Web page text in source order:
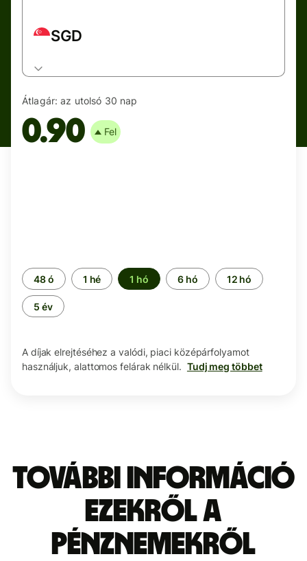
SGD
Átlagár: az utolsó 30 nap
0.90 Fel
Időszak
48 ó 1 hé 1 hó 6 hó 12 hó
5 év
A díjak elrejtéséhez a valódi, piaci középárfolyamot
használjuk, alattomos felárak nélkül. Tudj meg többet
További információ
ezekről a
pénznemekről